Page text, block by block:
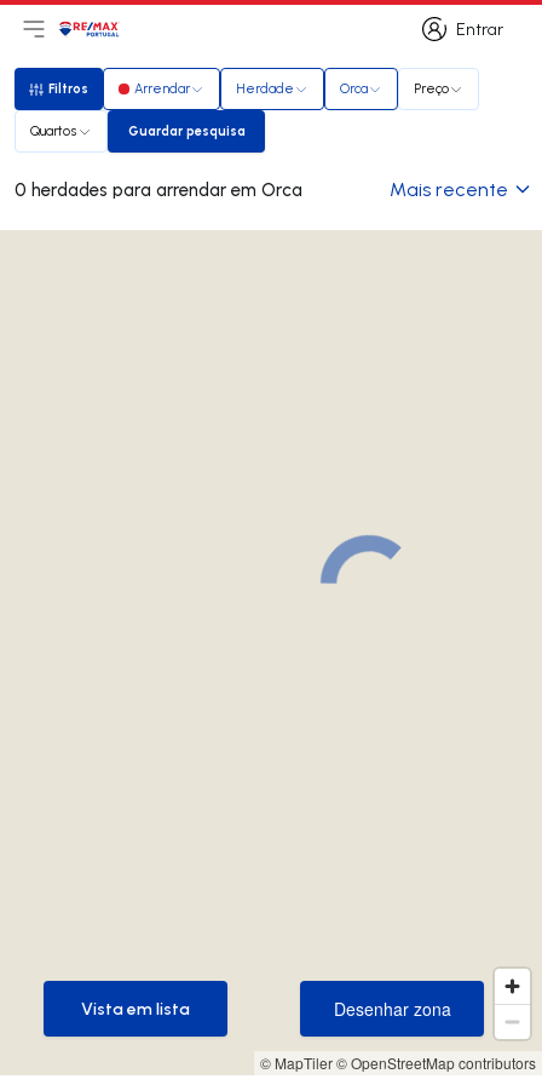
Entrar
Entrar
Abri menu principal
LogoIr para página inicial
Filtros
Filtros Arrendar Herdade Orca Preço
Quartos Guardar pesquisa
Guardar pesquisa
0 herdades para arrendar em Orca Mais recente
© MapTiler© OpenStreetMap contributors
Desenhar zona
Desenhar zona
Vista em lista
Vista em lista